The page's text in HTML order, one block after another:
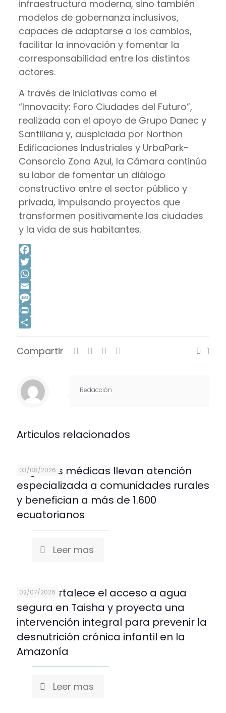
infraestructura moderna, sino también
modelos de gobernanza inclusivos,
capaces de adaptarse a los cambios,
facilitar la innovación y fomentar la
corresponsabilidad entre los distintos
actores.
A través de iniciativas como el
“Innovacity: Foro Ciudades del Futuro”,
realizada con el apoyo de Grupo Danec y
Santillana y, auspiciada por Northon
Edificaciones Industriales y UrbaPark-
Consorcio Zona Azul, la Cámara continúa
su labor de fomentar un diálogo
constructivo entre el sector público y
privada, impulsando proyectos que
transformen positivamente las ciudades
y la vida de sus habitantes.
Facebook
Twitter
WhatsApp
Email
Message
Print
Compartir
1
Redacción
Articulos relacionados
03/08/2026
Brigadas médicas llevan atención
especializada a comunidades rurales
y benefician a más de 1.600
ecuatorianos
Leer mas
02/07/2026
REDNI fortalece el acceso a agua
segura en Taisha y proyecta una
intervención integral para prevenir la
desnutrición crónica infantil en la
Amazonía
Leer mas